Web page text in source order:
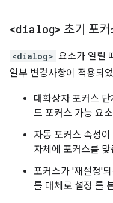
<dialog> 초기 포
<dialog> 요소가 열릴
일부 변경사항이 적용되
대화상자 포커스
드 포커스 가능 요
자동 포커스 속성
자체에 포커스를 맞
포커스가 '재설정'
를 대체로 설정 를